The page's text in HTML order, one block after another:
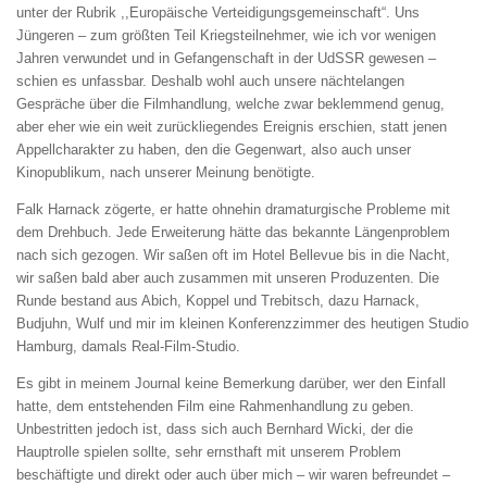
unter der Rubrik ,,Europäische Verteidigungsgemeinschaft“. Uns
Jüngeren – zum größten Teil Kriegsteilnehmer, wie ich vor wenigen
Jahren verwundet und in Gefangenschaft in der UdSSR gewesen –
schien es unfassbar. Deshalb wohl auch unsere nächtelangen
Gespräche über die Filmhandlung, welche zwar beklemmend genug,
aber eher wie ein weit zurückliegendes Ereignis erschien, statt jenen
Appellcharakter zu haben, den die Gegenwart, also auch unser
Kinopublikum, nach unserer Meinung benötigte.
Falk Harnack zögerte, er hatte ohnehin dramaturgische Probleme mit
dem Drehbuch. Jede Erweiterung hätte das bekannte Längenproblem
nach sich gezogen. Wir saßen oft im Hotel Bellevue bis in die Nacht,
wir saßen bald aber auch zusammen mit unseren Produzenten. Die
Runde bestand aus Abich, Koppel und Trebitsch, dazu Harnack,
Budjuhn, Wulf und mir im kleinen Konferenzzimmer des heutigen Studio
Hamburg, damals Real-Film-Studio.
Es gibt in meinem Journal keine Bemerkung darüber, wer den Einfall
hatte, dem entstehenden Film eine Rahmenhandlung zu geben.
Unbestritten jedoch ist, dass sich auch Bernhard Wicki, der die
Hauptrolle spielen sollte, sehr ernsthaft mit unserem Problem
beschäftigte und direkt oder auch über mich – wir waren befreundet –